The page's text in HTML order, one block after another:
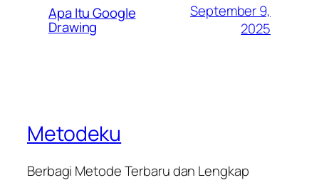
Apa Itu Google
Drawing
September 9,
2025
Metodeku
Berbagi Metode Terbaru dan Lengkap